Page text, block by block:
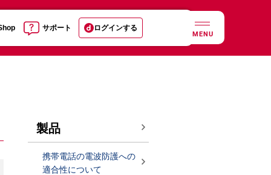
サポート ログインする
MENU
製品
携帯電話の電波防護への
適合性について